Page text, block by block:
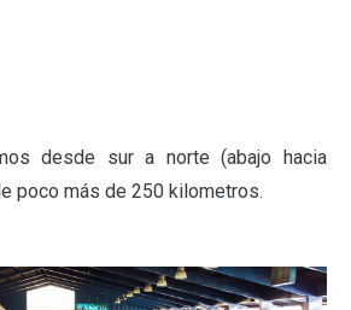
desde sur a norte (abajo hacia
poco más de 250 kilometros.